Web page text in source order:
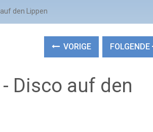
den Lippen
VORIGE FOLGENDE
Disco auf den